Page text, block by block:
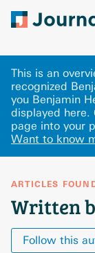
This is an
recognized
you Benjamin
displayed here.
page into your
Want to know
ARTICLES
Written
Follow this